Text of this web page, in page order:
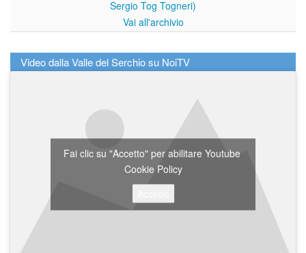
Sergio Tog Togneri)
Vai all'archivio
Video dalla Valle del Serchio su NoiTV
Fai clic su "Accetto" per abilitare Youtube
Cookie Policy